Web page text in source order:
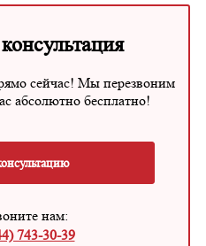
сейчас! Мы перезвоним
абсолютно бесплатно!
нам:
743-30-39